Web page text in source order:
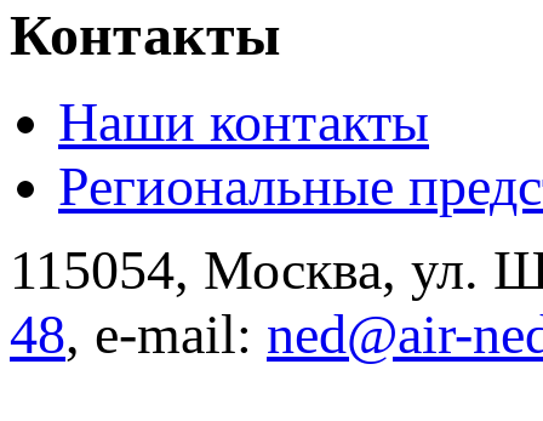
Контакты
Наши контакты
Региональные
115054, Москва, ул.
48, e-mail: ned@air-